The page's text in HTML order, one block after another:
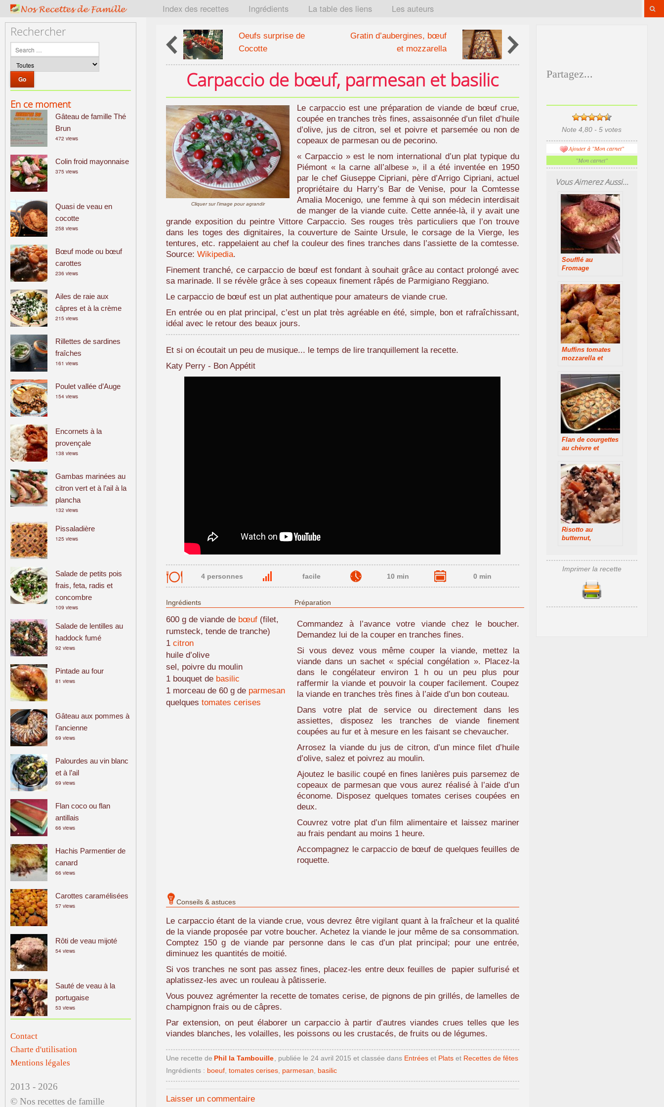
Index des recettes Ingrédients La table des liens Les auteurs
Rechercher
En ce moment
Gâteau de famille Thé
Brun
472 views
Colin froid mayonnaise
375 views
Quasi de veau en
cocotte
258 views
Bœuf mode ou bœuf
carottes
236 views
Ailes de raie aux
câpres et à la crème
215 views
Rillettes de sardines
fraîches
161 views
Poulet vallée d’Auge
154 views
Encornets à la
provençale
138 views
Gambas marinées au
citron vert et à l’ail à la
plancha
132 views
Pissaladière
125 views
Salade de petits pois
frais, feta, radis et
concombre
109 views
Salade de lentilles au
haddock fumé
92 views
Pintade au four
81 views
Gâteau aux pommes à
l’ancienne
69 views
Palourdes au vin blanc
et à l’ail
69 views
Flan coco ou flan
antillais
66 views
Hachis Parmentier de
canard
66 views
Carottes caramélisées
57 views
Rôti de veau mijoté
54 views
Sauté de veau à la
portugaise
53 views
Contact
Charte d'utilisation
Mentions légales
2013 - 2026
© Nos recettes de famille
Oeufs surprise de
Cocotte
Gratin d’aubergines, bœuf
et mozzarella
Carpaccio de bœuf, parmesan et basilic
Cliquer sur l'image pour agrandir
Le carpaccio est une préparation de viande de bœuf crue,
coupée en tranches très fines, assaisonnée d’un filet d’huile
d’olive, jus de citron, sel et poivre et parsemée ou non de
copeaux de parmesan ou de pecorino.
« Carpaccio » est le nom international d’un plat typique du
Piémont « la carne all’albese », il a été inventée en 1950
par le chef Giuseppe Cipriani, père d’Arrigo Cipriani, actuel
propriétaire du Harry’s Bar de Venise, pour la Comtesse
Amalia Mocenigo, une femme à qui son médecin interdisait
de manger de la viande cuite. Cette année-là, il y avait une
grande exposition du peintre Vittore Carpaccio. Ses rouges très particuliers que l’on trouve
dans les toges des dignitaires, la couverture de Sainte Ursule, le corsage de la Vierge, les
tentures, etc. rappelaient au chef la couleur des fines tranches dans l’assiette de la comtesse.
Source:Wikipedia.
Finement tranché, ce carpaccio de bœuf est fondant à souhait grâce au contact prolongé avec
sa marinade. Il se révèle grâce à ses copeaux finement râpés de Parmigiano Reggiano.
Le carpaccio de bœuf est un plat authentique pour amateurs de viande crue.
En entrée ou en plat principal, c’est un plat très agréable en été, simple, bon et rafraîchissant,
idéal avec le retour des beaux jours.
Et si on écoutait un peu de musique... le temps de lire tranquillement la recette.
Katy Perry - Bon Appétit
4 personnes facile 10 min 0 min
Ingrédients
600 g de viande de bœuf (filet,
rumsteck, tende de tranche)
1citron
huile d’olive
sel, poivre du moulin
1 bouquet de basilic
1 morceau de 60 g de parmesan
quelquestomates cerises
Préparation
Commandez à l’avance votre viande chez le boucher.
Demandez lui de la couper en tranches fines.
Si vous devez vous même couper la viande, mettez la
viande dans un sachet « spécial congélation ». Placez-la
dans le congélateur environ 1 h ou un peu plus pour
raffermir la viande et pouvoir la couper facilement. Coupez
la viande en tranches très fines à l’aide d’un bon couteau.
Dans votre plat de service ou directement dans les
assiettes, disposez les tranches de viande finement
coupées au fur et à mesure en les faisant se chevaucher.
Arrosez la viande du jus de citron, d’un mince filet d’huile
d’olive, salez et poivrez au moulin.
Ajoutez le basilic coupé en fines lanières puis parsemez de
copeaux de parmesan que vous aurez réalisé à l’aide d’un
économe. Disposez quelques tomates cerises coupées en
deux.
Couvrez votre plat d’un film alimentaire et laissez mariner
au frais pendant au moins 1 heure.
Accompagnez le carpaccio de bœuf de quelques feuilles de
roquette.
Conseils & astuces
Le carpaccio étant de la viande crue, vous devrez être vigilant quant à la fraîcheur et la qualité
de la viande proposée par votre boucher. Achetez la viande le jour même de sa consommation.
Comptez 150 g de viande par personne dans le cas d’un plat principal; pour une entrée,
diminuez les quantités de moitié.
Si vos tranches ne sont pas assez fines, placez-les entre deux feuilles de papier sulfurisé et
aplatissez-les avec un rouleau à pâtisserie.
Vous pouvez agrémenter la recette de tomates cerise, de pignons de pin grillés, de lamelles de
champignon frais ou de câpres.
Par extension, on peut élaborer un carpaccio à partir d’autres viandes crues telles que les
viandes blanches, les volailles, les poissons ou les crustacés, de fruits ou de légumes.
Une recette de Phil la Tambouille , publiée le 24 avril 2015 et classée dans Entrées et Plats et Recettes de fêtes
Ingrédients : boeuf ,tomates cerises parmesan basilic
Laisser un commentaire
Partagez...
Note 4,80 - 5 votes
Ajouter à "Mon carnet"
"Mon carnet"
Vous Aimerez Aussi...
Soufflé au
Fromage
Muffins tomates
mozzarella et
Flan de courgettes
au chèvre et
Risotto au
butternut,
Imprimer la recette